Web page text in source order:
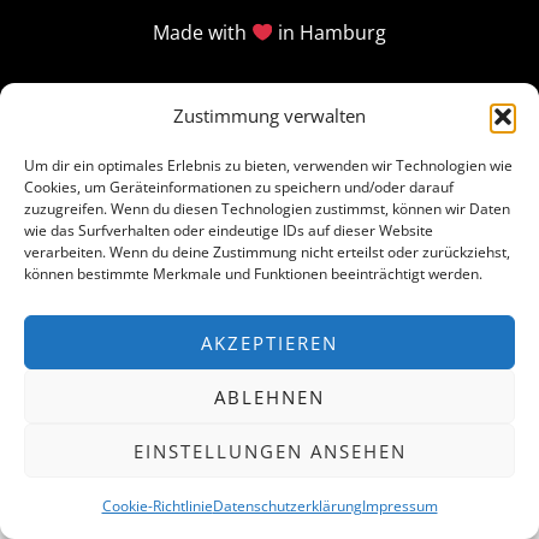
Zustimmung verwalten
Um dir ein optimales Erlebnis zu bieten, verwenden wir Technologien wie
Cookies, um Geräteinformationen zu speichern und/oder darauf
zuzugreifen. Wenn du diesen Technologien zustimmst, können wir Daten
wie das Surfverhalten oder eindeutige IDs auf dieser Website
verarbeiten. Wenn du deine Zustimmung nicht erteilst oder zurückziehst,
können bestimmte Merkmale und Funktionen beeinträchtigt werden.
AKZEPTIEREN
ABLEHNEN
EINSTELLUNGEN ANSEHEN
Cookie-RichtlinieDatenschutzerklärungImpressum
Made with in Hamburg